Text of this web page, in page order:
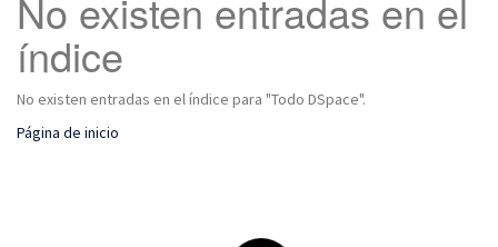
No existen entradas en el
índice
No existen entradas en el índice para "Todo DSpace".
Página de inicio